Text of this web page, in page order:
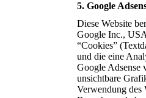
5. Google
Diese Website
Google Inc.,
“Cookies”
und die eine
Google Adsense
unsichtbare
Verwendung des